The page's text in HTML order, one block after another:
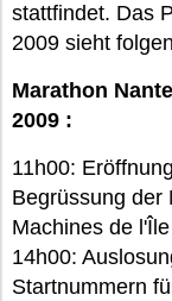
stattfindet. Das
2009 sieht
Marathon
2009 :
11h00:
Begrüssung der
Machines de
14h00:
Startnummern